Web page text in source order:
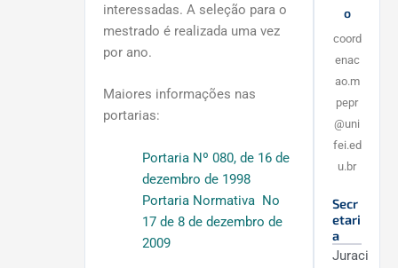
interessadas. A seleção para o
mestrado é realizada uma vez
por ano.
Maiores informações nas
portarias:
Portaria Nº 080, de 16 de
dezembro de 1998
Portaria Normativa No
17 de 8 de dezembro de
2009
o
coord
enac
ao.m
pepr
@uni
fei.ed
u.br
Secr
etari
a
Juraci